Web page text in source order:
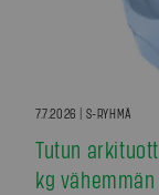
7.7.2026 | S-RYHMÄ
Tutun
kg